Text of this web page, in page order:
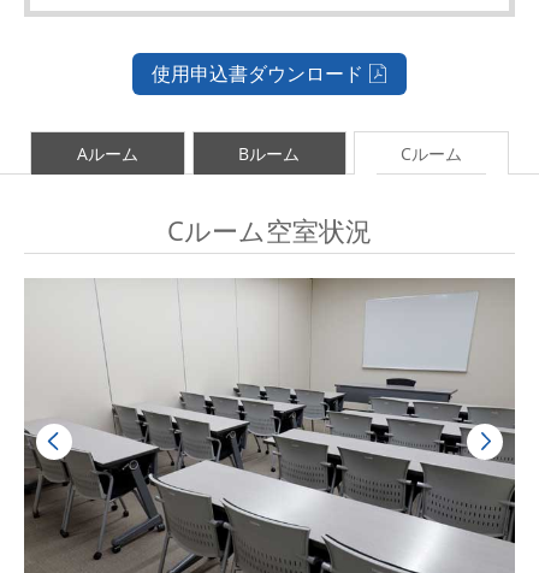
使用申込書ダウンロード
Aルーム Bルーム Cルーム
Cルーム空室状況